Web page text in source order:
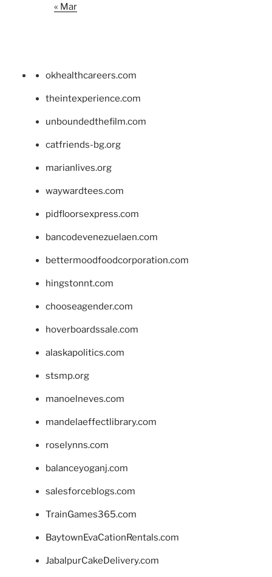
« Mar
okhealthcareers.com
theintexperience.com
unboundedthefilm.com
catfriends-bg.org
marianlives.org
waywardtees.com
pidfloorsexpress.com
bancodevenezuelaen.com
bettermoodfoodcorporation.com
hingstonnt.com
chooseagender.com
hoverboardssale.com
alaskapolitics.com
stsmp.org
manoelneves.com
mandelaeffectlibrary.com
roselynns.com
balanceyoganj.com
salesforceblogs.com
TrainGames365.com
BaytownEvaCationRentals.com
JabalpurCakeDelivery.com